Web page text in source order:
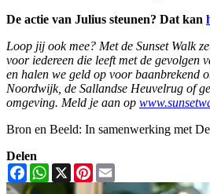
De actie van Julius steunen? Dat kan
Loop jij ook mee? Met de Sunset Walk
voor iedereen die leeft met de gevolgen
en halen we geld op voor baanbrekend
Noordwijk, de Sallandse Heuvelrug of
omgeving. Meld je aan op
Bron en Beeld: In samenwerking met
Delen
FacebookWhatsApp
X Pinterest